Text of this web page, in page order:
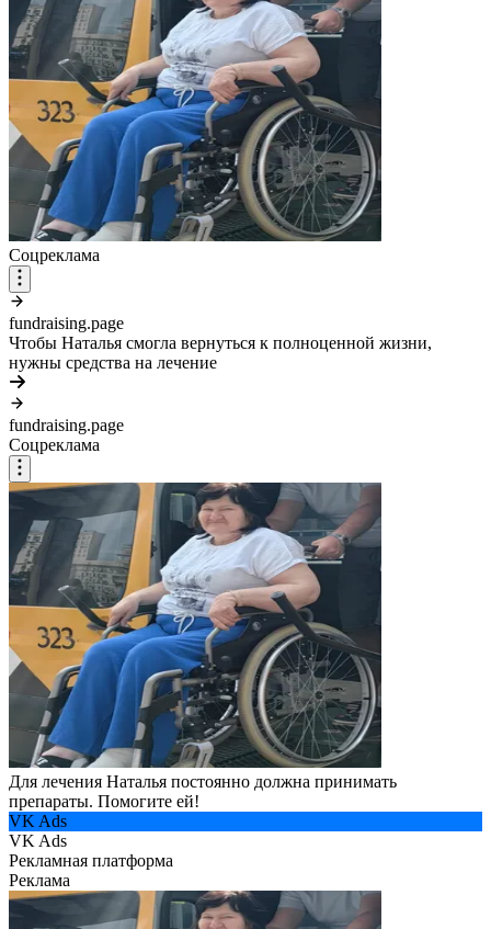
Соцреклама
fundraising.page
Чтобы Наталья смогла вернуться к полноценной жизни,
нужны средства на лечение
fundraising.page
Соцреклама
Для лечения Наталья постоянно должна принимать
препараты. Помогите ей!
VK Ads
VK Ads
Рекламная платформа
Реклама